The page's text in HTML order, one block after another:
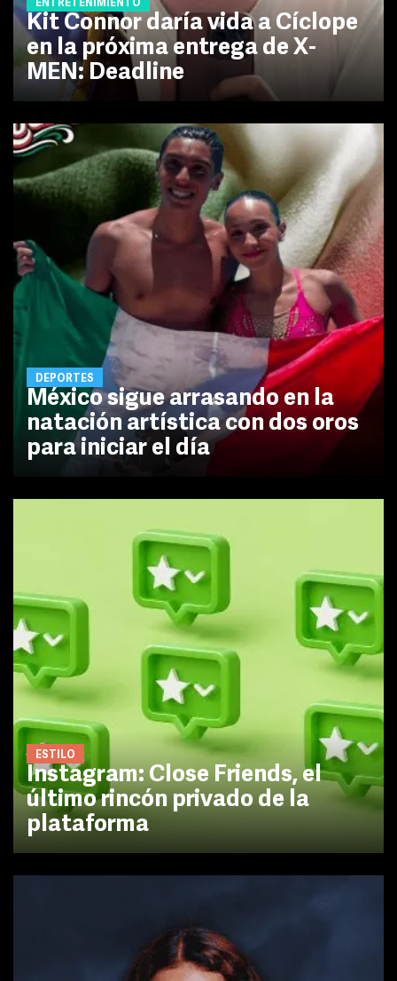
ENTRETENIMIENTO
Kit Connor daría vida a Cíclope
en la próxima entrega de X-
MEN: Deadline
DEPORTES
México sigue arrasando en la
natación artística con dos oros
para iniciar el día
ESTILO
Instagram: Close Friends, el
último rincón privado de la
plataforma